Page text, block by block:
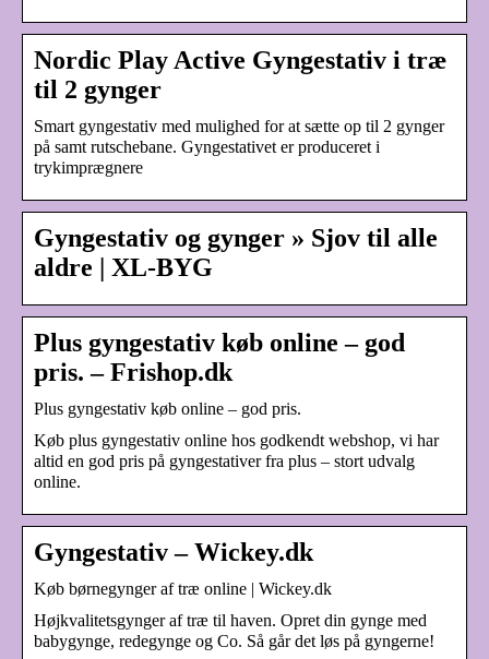
Nordic Play Active Gyngestativ i træ
til 2 gynger
Smart gyngestativ med mulighed for at sætte op til 2 gynger
på samt rutschebane. Gyngestativet er produceret i
trykimprægnere
Gyngestativ og gynger » Sjov til alle
aldre | XL-BYG
Plus gyngestativ køb online – god
pris. – Frishop.dk
Plus gyngestativ køb online – god pris.
Køb plus gyngestativ online hos godkendt webshop, vi har
altid en god pris på gyngestativer fra plus – stort udvalg
online.
Gyngestativ – Wickey.dk
Køb børnegynger af træ online | Wickey.dk
Højkvalitetsgynger af træ til haven. Opret din gynge med
babygynge, redegynge og Co. Så går det løs på gyngerne!